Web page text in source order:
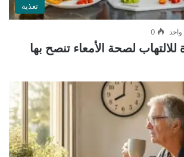
تغذية
0
للالتهاب لصحة الأمعاء تنصح بها